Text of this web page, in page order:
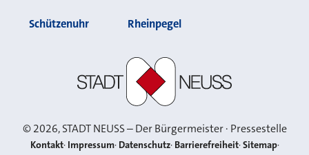
Schützenuhr Rheinpegel
©2026, STADT NEUSS – Der Bürgermeister · Pressestelle
Kontakt Impressum Datenschutz Barrierefreiheit Sitemap